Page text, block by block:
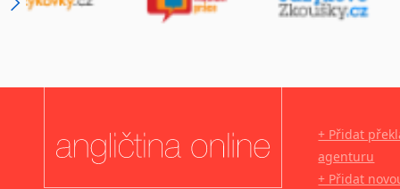
+ Přidat
agenturu
+ Přidat